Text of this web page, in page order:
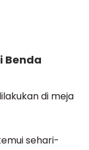
Benda
di meja
sehari-